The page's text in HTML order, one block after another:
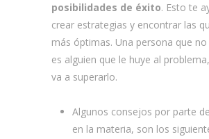
posibilidades de éxito. Esto te
crear estrategias y encontrar las
más óptimas. Una persona que
es alguien que le huye al
va a superarlo.
Algunos consejos por parte
en la materia, son los